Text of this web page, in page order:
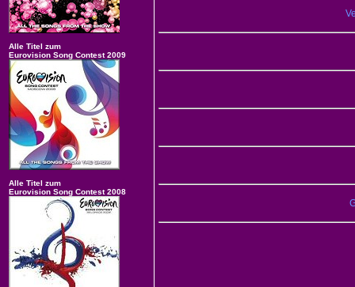
Alle Titel zum
Eurovision Song Contest 2009
Alle Titel zum
Eurovision Song Contest 2008